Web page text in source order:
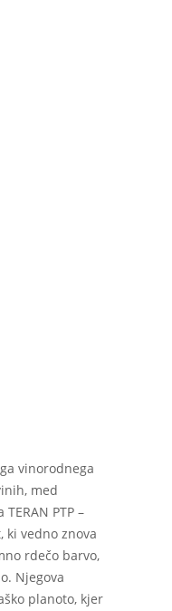
vinorodnega
med
PTP –
ki vedno znova
rdečo barvo,
Njegova
planoto, kjer